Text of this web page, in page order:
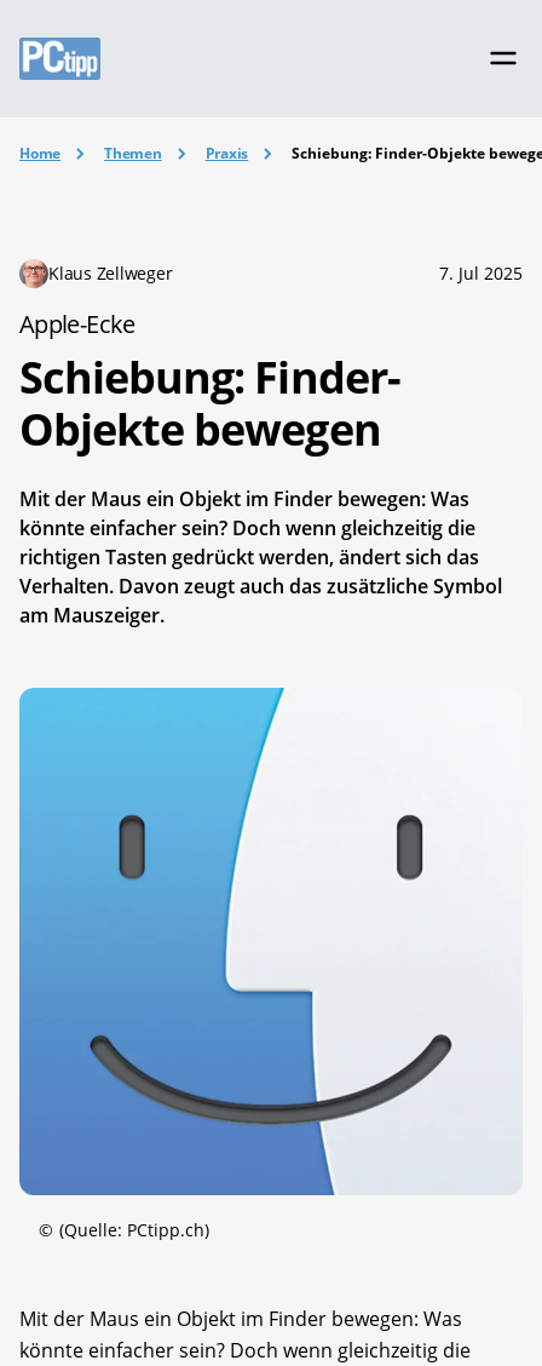
Home Themen Praxis Schiebung: Finder-Objekte
Klaus Zellweger 7. Jul 2025
Apple-Ecke
Schiebung: Finder-
Objekte bewegen
Mit der Maus ein Objekt im Finder bewegen: Was
könnte einfacher sein? Doch wenn gleichzeitig die
richtigen Tasten gedrückt werden, ändert sich das
Verhalten. Davon zeugt auch das zusätzliche Symbol
am Mauszeiger.
© (Quelle: PCtipp.ch)
Mit der Maus ein Objekt im Finder bewegen: Was
könnte einfacher sein? Doch wenn gleichzeitig die